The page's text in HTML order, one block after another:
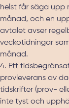
helst får säga upp
månad, och en
avtalet avser
veckotidningar
månad.
4. Ett
provleverans av
tidskrifter (prov-
inte tyst och